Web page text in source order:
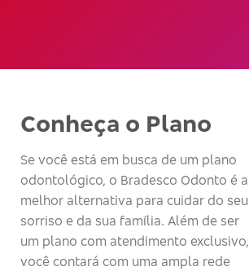
Conheça o Plano
Se você está em busca de um plano
odontológico, o Bradesco Odonto é a
melhor alternativa para cuidar do seu
sorriso e da sua família. Além de ser
um plano com atendimento exclusivo,
você contará com uma ampla rede